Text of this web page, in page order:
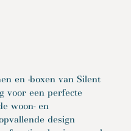
en -boxen van Silent
voor een perfecte
woon- en
design